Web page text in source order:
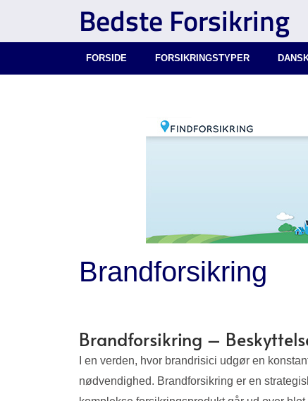
Bedste Forsikring
FORSIDE FORSIKRINGSTYPER
Brandforsikring
Brandforsikring –
I en verden, hvor brandrisici udgør en
nødvendighed. Brandforsikring er en